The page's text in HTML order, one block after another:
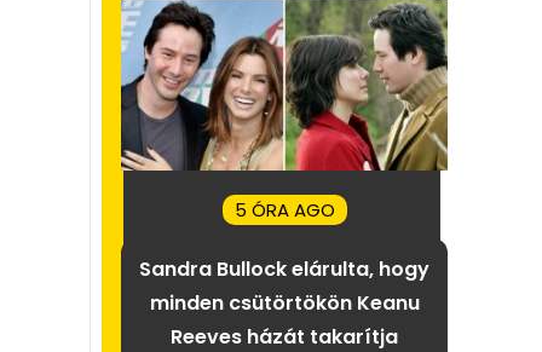
5 ÓRA AGO
Sandra Bullock elárulta, hogy
minden csütörtökön Keanu
Reeves házát takarítja